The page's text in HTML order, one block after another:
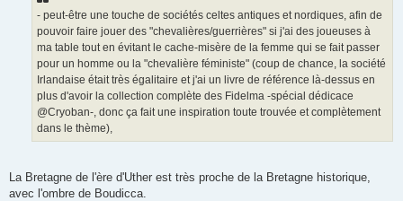
- peut-être une touche de sociétés celtes antiques et nordiques, afin de
pouvoir faire jouer des "chevalières/guerrières" si j'ai des joueuses à
ma table tout en évitant le cache-misère de la femme qui se fait passer
pour un homme ou la "chevalière féministe" (coup de chance, la société
Irlandaise était très égalitaire et j'ai un livre de référence là-dessus en
plus d'avoir la collection complète des Fidelma -spécial dédicace
@Cryoban-, donc ça fait une inspiration toute trouvée et complètement
dans le thème),
La Bretagne de l'ère d'Uther est très proche de la Bretagne historique,
avec l'ombre de Boudicca.